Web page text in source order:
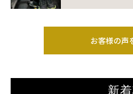
トレーニングもしっかり狙った所
もっと早くスタートしておけば良
た。 実は7-8年前にも自己流で筋
思うような結果が得られていませ
BEYONDに通いはじめてまだ1ヶ
お客様の声
新